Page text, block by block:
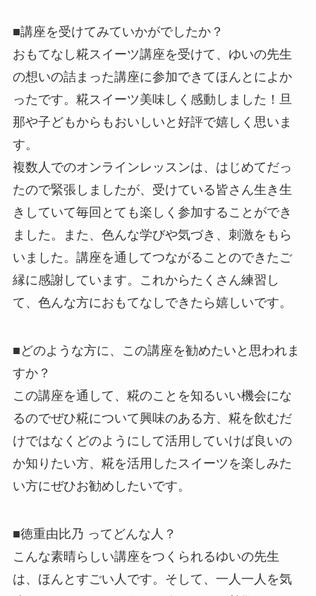
■講座を受けてみていかがでしたか？
おもてなし糀スイーツ講座を受けて、ゆいの先生
の想いの詰まった講座に参加できてほんとによか
ったです。糀スイーツ美味しく感動しました！ 旦
那や子どもからもおいしいと好評で嬉しく思いま
す。
複数人でのオンラインレッスンは、はじめてだっ
たので緊張しましたが、受けている皆さん生き生
きしていて毎回とても楽しく参加することができ
ました。また、 色んな学びや気づき、刺激をもら
いました。講座を通してつながることのできたご
縁に感謝しています。これからたくさん練習し
て、色んな方におもてなしできたら嬉しいです。
■どのような方に、この講座を勧めたいと思われま
すか？
この講座を通して、糀のことを知るいい機会にな
るのでぜひ糀について興味のある方、糀を飲むだ
けではなく どのようにして活用していけば良いの
か知りたい方、糀を活用したスイーツを楽しみた
い方にぜひお勧めしたいです。
■徳重由比乃 ってどんな人？
こんな素晴らしい講座をつくられるゆいの先生
は、ほんとすごい人 です。そして、一人一人を気